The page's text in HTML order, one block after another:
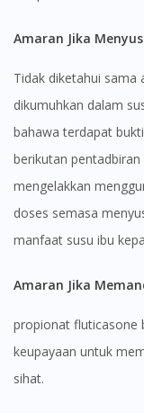
You seem
You are currently
To serve you
Continue
Amaran Jika
Tidak diketahui
dikumuhkan dalam
bahawa terdapat
berikutan
mengelakkan
doses semasa
manfaat susu ibu
Amaran Jika
propionat fluticasone
keupayaan untuk
sihat.